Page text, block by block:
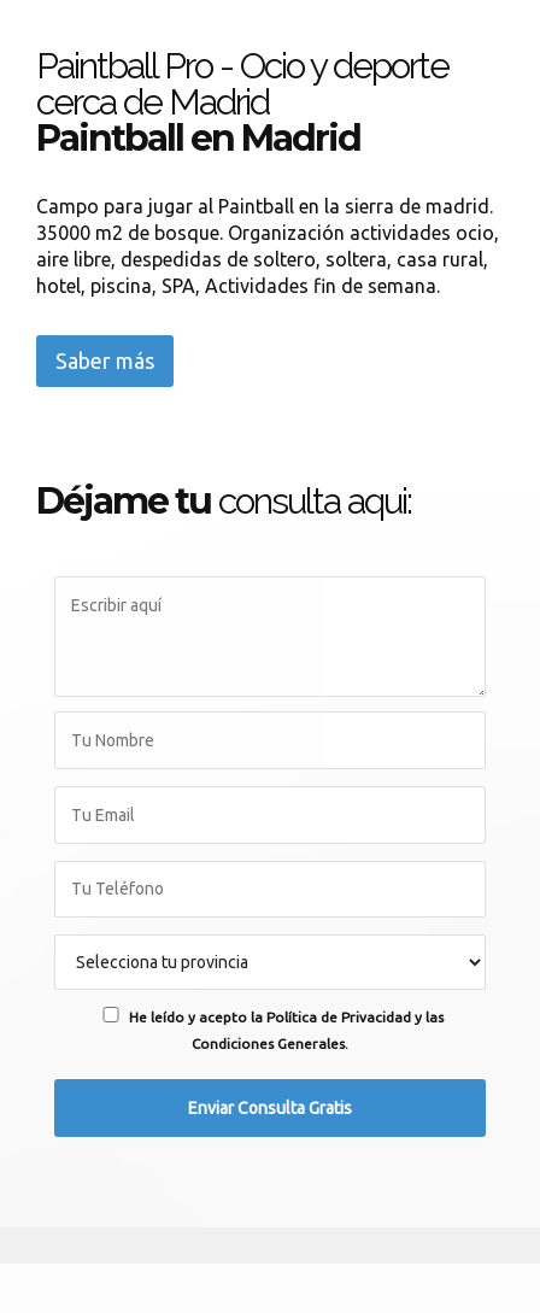
Paintball Pro - Ocio y deporte
cerca de Madrid
Paintball en Madrid
Campo para jugar al Paintball en la sierra de madrid.
35000 m2 de bosque. Organización actividades ocio,
aire libre, despedidas de soltero, soltera, casa rural,
hotel, piscina, SPA, Actividades fin de semana.
Saber más
Déjame tu consulta aqui:
He leído y acepto la Política de Privacidad y las
Condiciones Generales.